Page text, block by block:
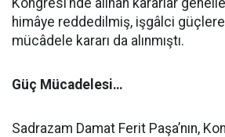
Kongresi’nde alınan kararlar
himâye reddedilmiş, işgâlci güçlere
mücâdele kararı da alınmıştı.
Güç Mücadelesi…
Sadrazam Damat Ferit Paşa’nın,